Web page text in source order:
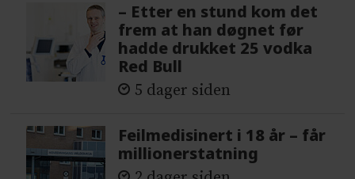
– Etter en stund kom det
frem at han døgnet før
hadde drukket 25 vodka
Red Bull
5 dager siden
Feilmedisinert i 18 år – får
millionerstatning